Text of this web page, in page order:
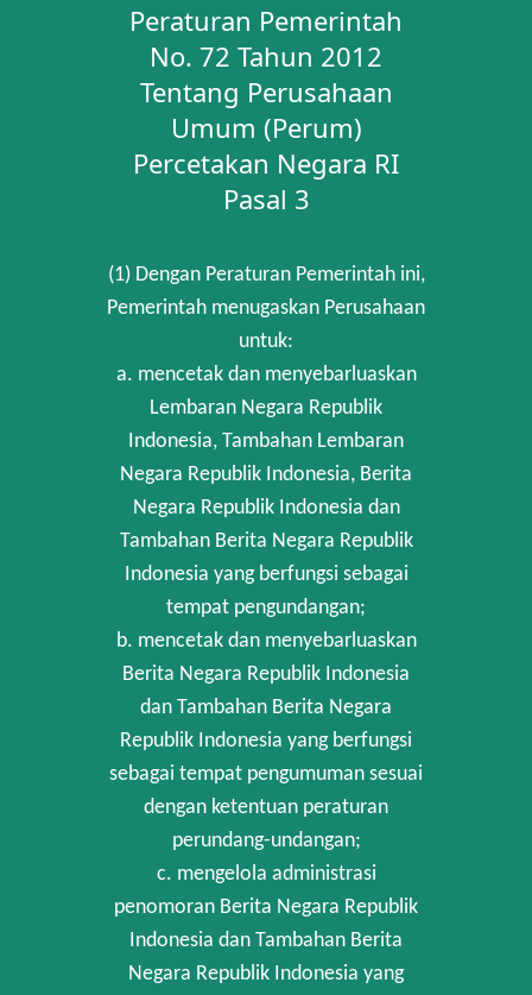
Peraturan Pemerintah
No. 72 Tahun 2012
Tentang Perusahaan
Umum (Perum)
Percetakan Negara RI
Pasal 3
(1) Dengan Peraturan Pemerintah ini,
Pemerintah menugaskan Perusahaan
untuk:
a. mencetak dan menyebarluaskan
Lembaran Negara Republik
Indonesia, Tambahan Lembaran
Negara Republik Indonesia, Berita
Negara Republik Indonesia dan
Tambahan Berita Negara Republik
Indonesia yang berfungsi sebagai
tempat pengundangan;
b. mencetak dan menyebarluaskan
Berita Negara Republik Indonesia
dan Tambahan Berita Negara
Republik Indonesia yang berfungsi
sebagai tempat pengumuman sesuai
dengan ketentuan peraturan
perundang-undangan;
c. mengelola administrasi
penomoran Berita Negara Republik
Indonesia dan Tambahan Berita
Negara Republik Indonesia yang